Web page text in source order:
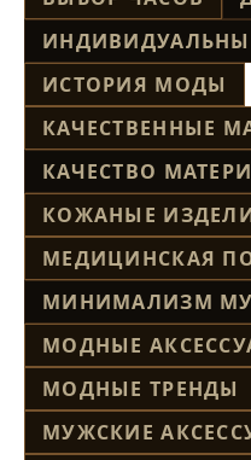
ИСТОРИЯ МОДЫ
КАЧЕСТВЕННЫЕ
КАЧЕСТВО
КОЖАНЫЕ
МЕДИЦИНСКАЯ
МИНИМАЛИЗМ
МОДНЫЕ
МОДНЫЕ ТРЕНДЫ
МУЖСКИЕ